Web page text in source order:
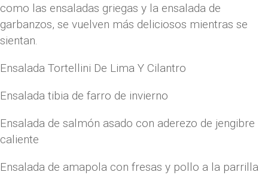
como las ensaladas griegas y la ensalada de
garbanzos, se vuelven más deliciosos mientras se
sientan.
Ensalada Tortellini De Lima Y Cilantro
Ensalada tibia de farro de invierno
Ensalada de salmón asado con aderezo de jengibre
caliente
Ensalada de amapola con fresas y pollo a la parrilla